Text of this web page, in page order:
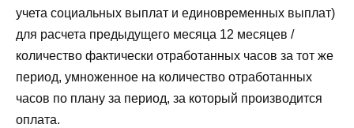
учета социальных выплат и единовременных выплат)
для расчета предыдущего месяца 12 месяцев /
количество фактически отработанных часов за тот же
период, умноженное на количество отработанных
часов по плану за период, за который производится
оплата.